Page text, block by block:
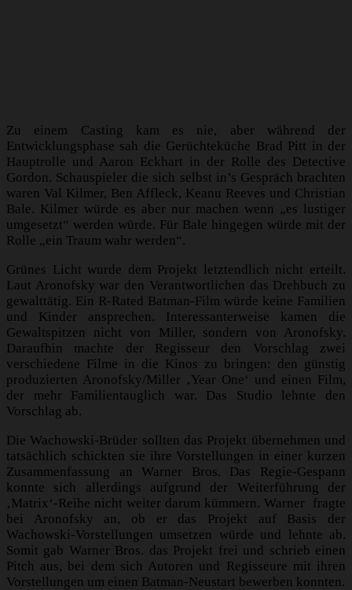
Zu einem Casting kam es nie, aber während der
Entwicklungsphase sah die Gerüchteküche Brad Pitt in der
Hauptrolle und Aaron Eckhart in der Rolle des Detective
Gordon. Schauspieler die sich selbst in’s Gespräch brachten
waren Val Kilmer, Ben Affleck, Keanu Reeves und Christian
Bale. Kilmer würde es aber nur machen wenn „es lustiger
umgesetzt“ werden würde. Für Bale hingegen würde mit der
Rolle „ein Traum wahr werden“.
Grünes Licht wurde dem Projekt letztendlich nicht erteilt.
Laut Aronofsky war den Verantwortlichen das Drehbuch zu
gewalttätig. Ein R-Rated Batman-Film würde keine Familien
und Kinder ansprechen. Interessanterweise kamen die
Gewaltspitzen nicht von Miller, sondern von Aronofsky.
Daraufhin machte der Regisseur den Vorschlag zwei
verschiedene Filme in die Kinos zu bringen: den günstig
produzierten Aronofsky/Miller ‚Year One‘ und einen Film,
der mehr Familientauglich war. Das Studio lehnte den
Vorschlag ab.
Die Wachowski-Brüder sollten das Projekt übernehmen und
tatsächlich schickten sie ihre Vorstellungen in einer kurzen
Zusammenfassung an Warner Bros. Das Regie-Gespann
konnte sich allerdings aufgrund der Weiterführung der
‚Matrix‘-Reihe nicht weiter darum kümmern. Warner fragte
bei Aronofsky an, ob er das Projekt auf Basis der
Wachowski-Vorstellungen umsetzen würde und lehnte ab.
Somit gab Warner Bros. das Projekt frei und schrieb einen
Pitch aus, bei dem sich Autoren und Regisseure mit ihren
Vorstellungen um einen Batman-Neustart bewerben konnten.